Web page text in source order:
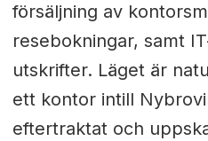
försäljning av
resebokningar, samt
utskrifter. Läget är
ett kontor intill
eftertraktat och